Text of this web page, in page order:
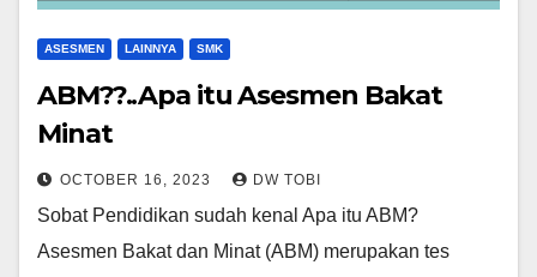
ASESMEN LAINNYA SMK
ABM??..Apa itu Asesmen Bakat
Minat
OCTOBER 16, 2023 DW TOBI
Sobat Pendidikan sudah kenal Apa itu ABM?
Asesmen Bakat dan Minat (ABM) merupakan tes